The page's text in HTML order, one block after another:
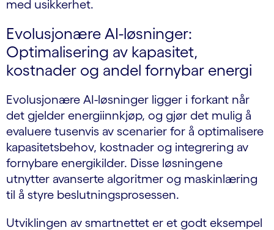
med usikkerhet.
Evolusjonære AI-løsninger:
Optimalisering av kapasitet,
kostnader og andel fornybar energi
Evolusjonære AI-løsninger ligger i forkant når
det gjelder energiinnkjøp, og gjør det mulig å
evaluere tusenvis av scenarier for å optimalisere
kapasitetsbehov, kostnader og integrering av
fornybare energikilder. Disse løsningene
utnytter avanserte algoritmer og maskinlæring
til å styre beslutningsprosessen.
Utviklingen av smartnettet er et godt eksempel